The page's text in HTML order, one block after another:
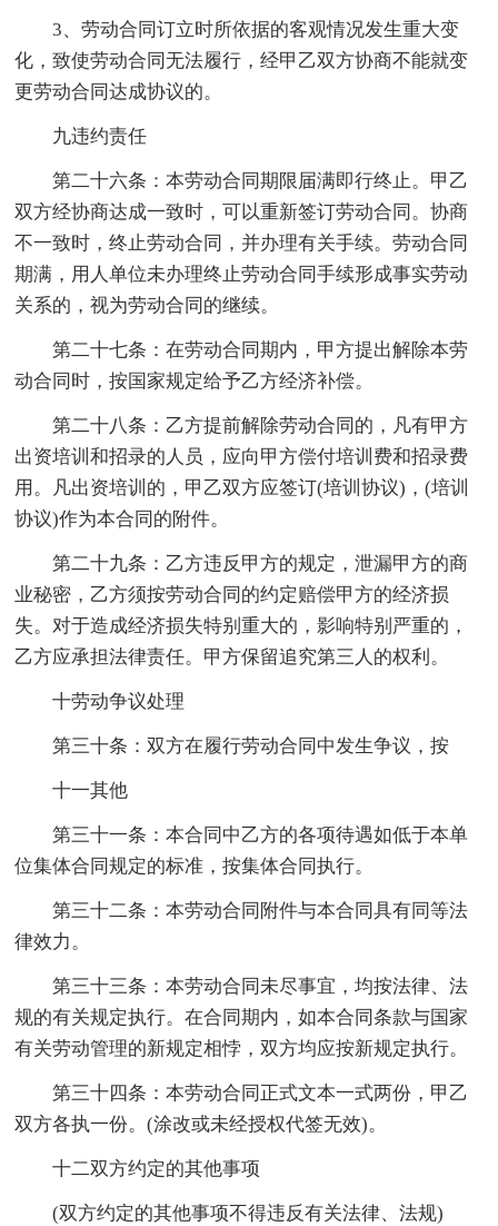
3、劳动合同订立时所依据的客观情况发生重大变
化，致使劳动合同无法履行，经甲乙双方协商不能就变
更劳动合同达成协议的。
九违约责任
第二十六条：本劳动合同期限届满即行终止。甲乙
双方经协商达成一致时，可以重新签订劳动合同。协商
不一致时，终止劳动合同，并办理有关手续。劳动合同
期满，用人单位未办理终止劳动合同手续形成事实劳动
关系的，视为劳动合同的继续。
第二十七条：在劳动合同期内，甲方提出解除本劳
动合同时，按国家规定给予乙方经济补偿。
第二十八条：乙方提前解除劳动合同的，凡有甲方
出资培训和招录的人员，应向甲方偿付培训费和招录费
用。凡出资培训的，甲乙双方应签订(培训协议)，(培训
协议)作为本合同的附件。
第二十九条：乙方违反甲方的规定，泄漏甲方的商
业秘密，乙方须按劳动合同的约定赔偿甲方的经济损
失。对于造成经济损失特别重大的，影响特别严重的，
乙方应承担法律责任。甲方保留追究第三人的权利。
十劳动争议处理
第三十条：双方在履行劳动合同中发生争议，按
十一其他
第三十一条：本合同中乙方的各项待遇如低于本单
位集体合同规定的标准，按集体合同执行。
第三十二条：本劳动合同附件与本合同具有同等法
律效力。
第三十三条：本劳动合同未尽事宜，均按法律、法
规的有关规定执行。在合同期内，如本合同条款与国家
有关劳动管理的新规定相悖，双方均应按新规定执行。
第三十四条：本劳动合同正式文本一式两份，甲乙
双方各执一份。(涂改或未经授权代签无效)。
十二双方约定的其他事项
(双方约定的其他事项不得违反有关法律、法规)